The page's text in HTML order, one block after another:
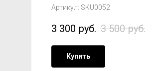
Артикул: SKU0052
3 300 руб. 3 500 руб.
Купить